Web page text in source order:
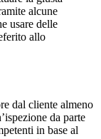
alcune
usare delle
allo
dal cliente almeno
da parte
in base al